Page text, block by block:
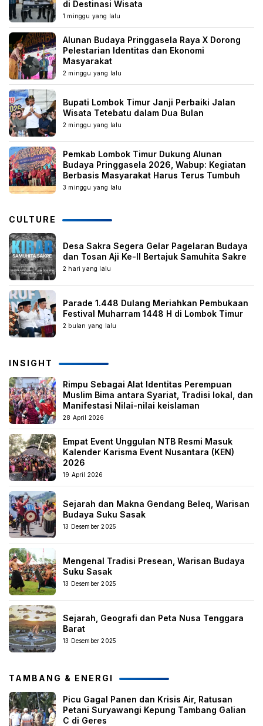
di Destinasi Wisata
1 minggu yang lalu
Alunan Budaya Pringgasela Raya X Dorong
Pelestarian Identitas dan Ekonomi
Masyarakat
2 minggu yang lalu
Bupati Lombok Timur Janji Perbaiki Jalan
Wisata Tetebatu dalam Dua Bulan
2 minggu yang lalu
Pemkab Lombok Timur Dukung Alunan
Budaya Pringgasela 2026, Wabup: Kegiatan
Berbasis Masyarakat Harus Terus Tumbuh
3 minggu yang lalu
CULTURE
Desa Sakra Segera Gelar Pagelaran Budaya
dan Tosan Aji Ke-II Bertajuk Samuhita Sakre
2 hari yang lalu
Parade 1.448 Dulang Meriahkan Pembukaan
Festival Muharram 1448 H di Lombok Timur
2 bulan yang lalu
INSIGHT
Rimpu Sebagai Alat Identitas Perempuan
Muslim Bima antara Syariat, Tradisi lokal, dan
Manifestasi Nilai-nilai keislaman
28 April 2026
Empat Event Unggulan NTB Resmi Masuk
Kalender Karisma Event Nusantara (KEN)
2026
19 April 2026
Sejarah dan Makna Gendang Beleq, Warisan
Budaya Suku Sasak
13 Desember 2025
Mengenal Tradisi Presean, Warisan Budaya
Suku Sasak
13 Desember 2025
Sejarah, Geografi dan Peta Nusa Tenggara
Barat
13 Desember 2025
TAMBANG & ENERGI
Picu Gagal Panen dan Krisis Air, Ratusan
Petani Suryawangi Kepung Tambang Galian
C di Geres